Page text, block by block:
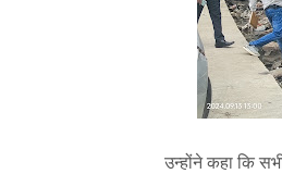
उन्होंने कहा कि